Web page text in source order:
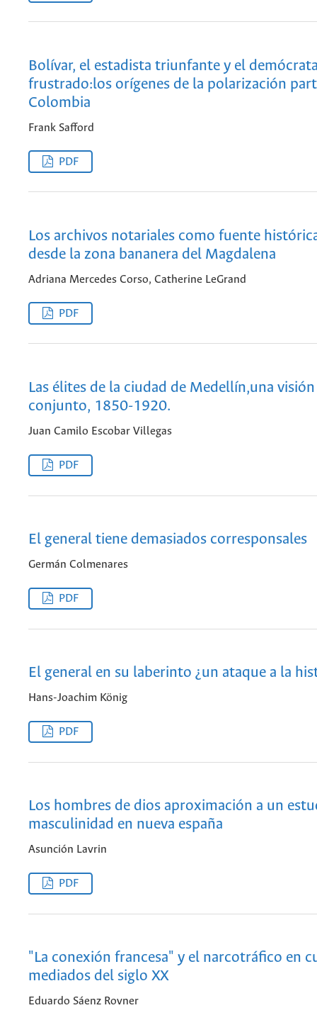
Bolívar, el estadista triunfante y el
frustrado:los orígenes de la polarización
Colombia
Frank Safford
PDF
Los archivos notariales como fuente
desde la zona bananera del Magdalena
Adriana Mercedes Corso, Catherine LeGrand
PDF
Las élites de la ciudad de Medellín,una
conjunto, 1850-1920.
Juan Camilo Escobar Villegas
PDF
El general tiene demasiados corresponsales
Germán Colmenares
PDF
El general en su laberinto ¿un ataque a la
Hans-Joachim König
PDF
Los hombres de dios aproximación a un
masculinidad en nueva españa
Asunción Lavrin
PDF
"La conexión francesa" y el narcotráfico en
mediados del siglo XX
Eduardo Sáenz Rovner